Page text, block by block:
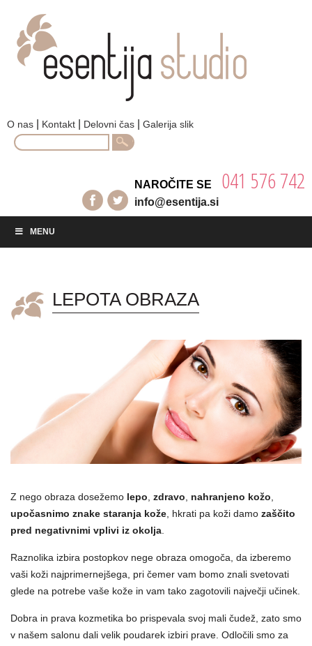
O nas Kontakt Delovni čas Galerija slik
Search
NAROČITE SE 041 576 742
info@esentija.si
MENU
LEPOTA OBRAZA
Z nego obraza dosežemo lepo, zdravo, nahranjeno kožo,
upočasnimo znake staranja kože, hkrati pa koži damo zaščito
pred negativnimi vplivi iz okolja.
Raznolika izbira postopkov nege obraza omogoča, da izberemo
vaši koži najprimernejšega, pri čemer vam bomo znali svetovati
glede na potrebe vaše kože in vam tako zagotovili največji učinek.
Dobra in prava kozmetika bo prispevala svoj mali čudež, zato smo
v našem salonu dali velik poudarek izbiri prave. Odločili smo za